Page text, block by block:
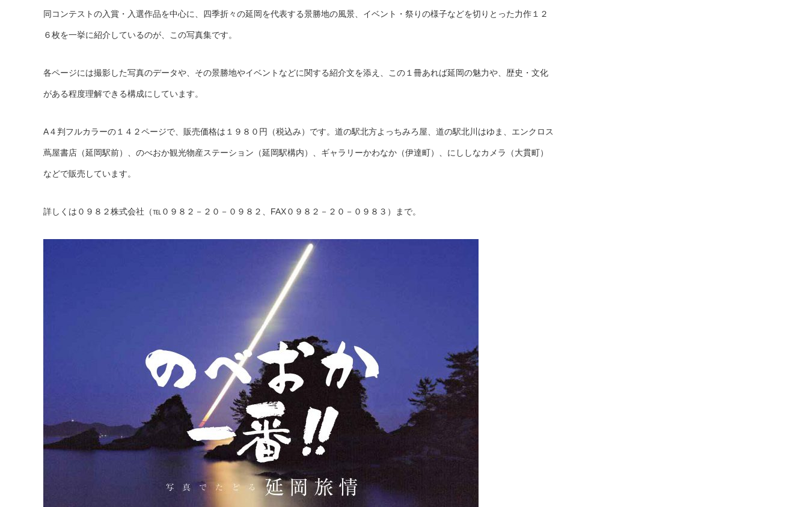
同コンテストの入賞・入選作品を中心に、四季折々の延岡を代表する景勝地の風景、イベント・祭りの様子などを切りとった力作１２
６枚を一挙に紹介しているのが、この写真集です。
各ページには撮影した写真のデータや、その景勝地やイベントなどに関する紹介文を添え、この１冊あれば延岡の魅力や、歴史・文化
がある程度理解できる構成にしています。
A４判フルカラーの１４２ページで、販売価格は１９８０円（税込み）です。道の駅北方よっちみろ屋、道の駅北川はゆま、エンクロス
蔦屋書店（延岡駅前）、のべおか観光物産ステーション（延岡駅構内）、ギャラリーかわなか（伊達町）、にししなカメラ（大貫町）
などで販売しています。
詳しくは０９８２株式会社（℡０９８２－２０－０９８２、FAX０９８２－２０－０９８３）まで。